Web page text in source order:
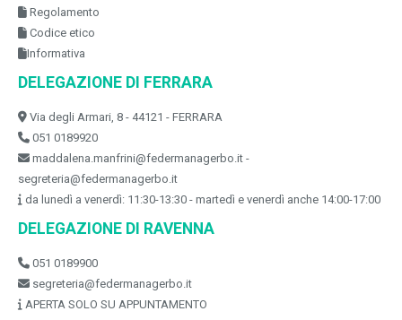
Regolamento
Codice etico
Informativa
DELEGAZIONE DI FERRARA
Via degli Armari, 8 - 44121 - FERRARA
051 0189920
maddalena.manfrini@federmanagerbo.it -
segreteria@federmanagerbo.it
da lunedì a venerdì: 11:30-13:30 - martedì e venerdì anche 14:00-17:00
DELEGAZIONE DI RAVENNA
051 0189900
segreteria@federmanagerbo.it
APERTA SOLO SU APPUNTAMENTO